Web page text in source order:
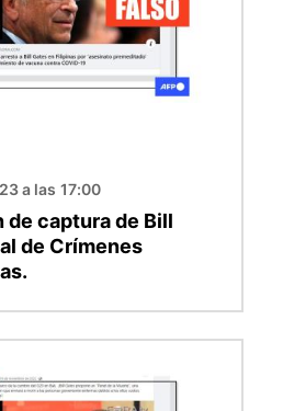
a las 17:00
de captura de Bill
de Crímenes